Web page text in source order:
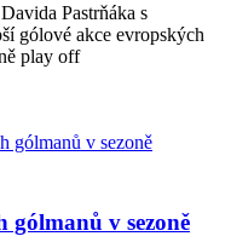
Pastrňáka s
gólové akce evropských
play off
gólmanů v sezoně